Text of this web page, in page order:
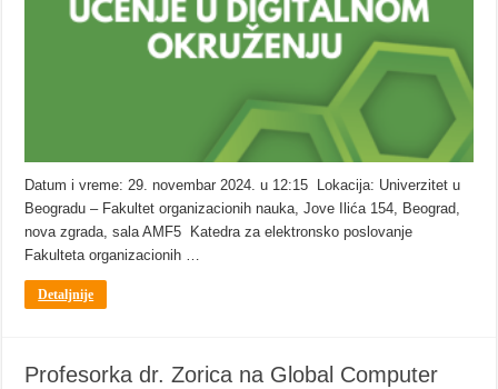
Datum i vreme: 29. novembar 2024. u 12:15 Lokacija: Univerzitet u
Beogradu – Fakultet organizacionih nauka, Jove Ilića 154, Beograd,
nova zgrada, sala AMF5 Katedra za elektronsko poslovanje
Fakulteta organizacionih …
Detaljnije
Profesorka dr. Zorica na Global Computer